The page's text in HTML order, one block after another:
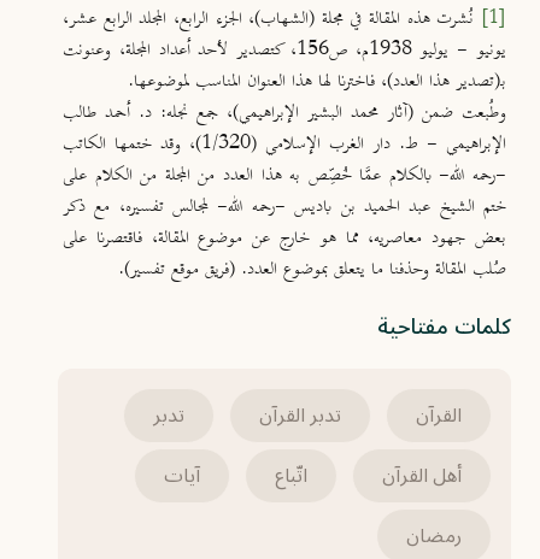
[1]
نُشرت هذه المقالة في مجلة (الشهاب)، الجزء الرابع، المجلد الرابع عشر،
يونيو - يوليو 1938م، ص156، كتصدير لأحد أعداد المجلة، وعنونت
بـ(تصدير هذا العدد)، فاخترنا لها هذا العنوان المناسب لموضوعها.
وطُبعت ضمن (آثار محمد البشير الإبراهيمي)، جمع نجله: د. أحمد طالب
الإبراهيمي - ط. دار الغرب الإسلامي (1/320)، وقد ختمها الكاتب
-رحمه الله- بالكلام عمَّا خُصِّص به هذا العدد من المجلة من الكلام على
ختم الشيخ عبد الحميد بن باديس -رحمه الله- لمجالس تفسيره، مع ذكر
بعض جهود معاصريه، مما هو خارج عن موضوع المقالة، فاقتصرنا على
صُلب المقالة وحذفنا ما يتعلق بموضوع العدد. (فريق موقع تفسير).
كلمات مفتاحية
القرآن تدبر القرآن
تدبر
أهل القرآن
اتّباع
آيات
رمضان